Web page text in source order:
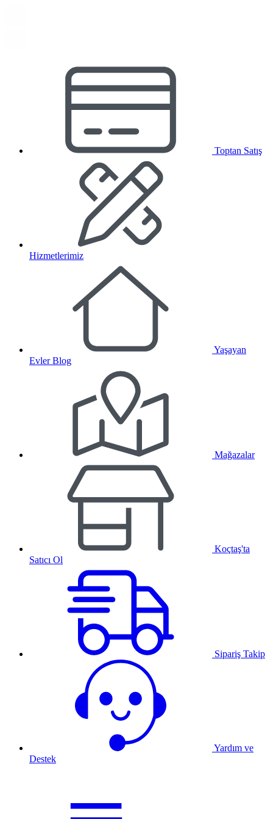
Toptan Satış
Hizmetlerimiz
Yaşayan
Evler Blog
Mağazalar
Koçtaş'ta
Satıcı Ol
Sipariş Takip
Yardım ve
Destek